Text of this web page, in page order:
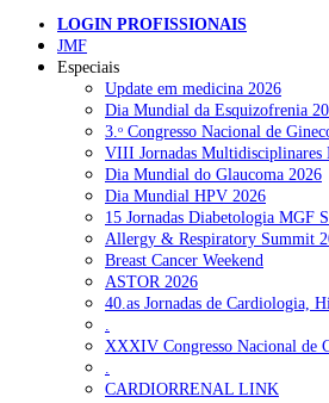
LOGIN PROFISSIONAIS
JMF
Especiais
Update em medicina 2026
Dia Mundial da Esquizofrenia
3.ᵒ Congresso Nacional de
VIII Jornadas Multidisciplinares
Dia Mundial do Glaucoma 2026
Dia Mundial HPV 2026
15 Jornadas Diabetologia MGF
Allergy & Respiratory Summit
Breast Cancer Weekend
ASTOR 2026
40.as Jornadas de Cardiologia,
XXXIV Congresso Nacional de
CARDIORRENAL LINK